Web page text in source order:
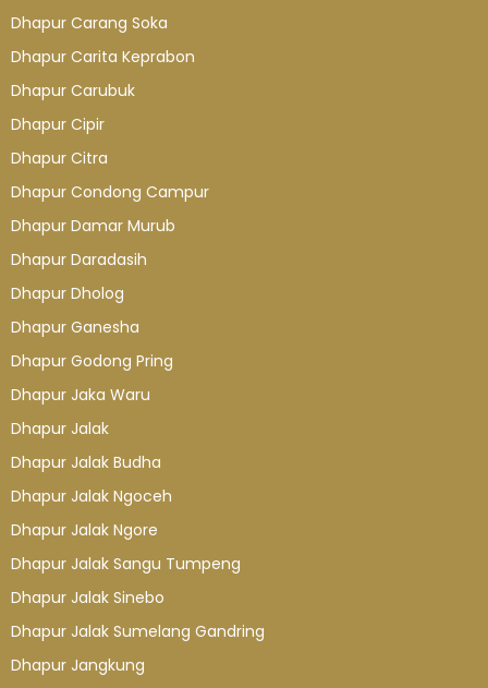
Dhapur Carang Soka
Dhapur Carita Keprabon
Dhapur Carubuk
Dhapur Cipir
Dhapur Citra
Dhapur Condong Campur
Dhapur Damar Murub
Dhapur Daradasih
Dhapur Dholog
Dhapur Ganesha
Dhapur Godong Pring
Dhapur Jaka Waru
Dhapur Jalak
Dhapur Jalak Budha
Dhapur Jalak Ngoceh
Dhapur Jalak Ngore
Dhapur Jalak Sangu Tumpeng
Dhapur Jalak Sinebo
Dhapur Jalak Sumelang Gandring
Dhapur Jangkung